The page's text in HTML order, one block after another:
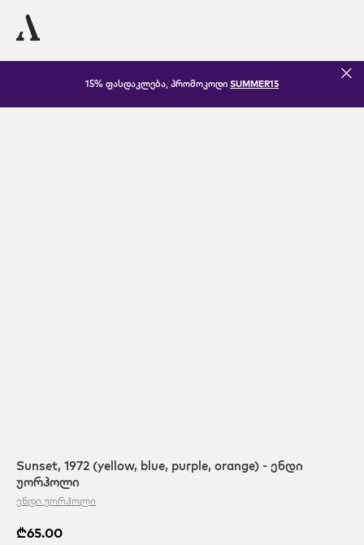
15% ფასდაკლება, პრომოკოდი SUMMER15
Sunset, 1972 (yellow, blue, purple, orange) - ენდი
უორჰოლი
ენდი უორჰოლი
₾65.00